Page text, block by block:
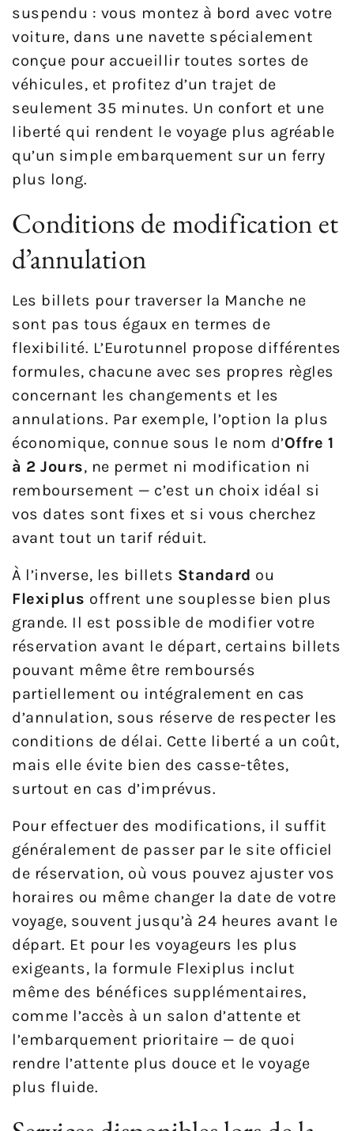
suspendu : vous montez à bord avec votre
voiture, dans une navette spécialement
conçue pour accueillir toutes sortes de
véhicules, et profitez d’un trajet de
seulement 35 minutes. Un confort et une
liberté qui rendent le voyage plus agréable
qu’un simple embarquement sur un ferry
plus long.
Conditions de modification et
d’annulation
Les billets pour traverser la Manche ne
sont pas tous égaux en termes de
flexibilité. L’Eurotunnel propose différentes
formules, chacune avec ses propres règles
concernant les changements et les
annulations. Par exemple, l’option la plus
économique, connue sous le nom d’Offre 1
à 2 Jours, ne permet ni modification ni
remboursement — c’est un choix idéal si
vos dates sont fixes et si vous cherchez
avant tout un tarif réduit.
À l’inverse, les billets Standard ou
Flexiplus offrent une souplesse bien plus
grande. Il est possible de modifier votre
réservation avant le départ, certains billets
pouvant même être remboursés
partiellement ou intégralement en cas
d’annulation, sous réserve de respecter les
conditions de délai. Cette liberté a un coût,
mais elle évite bien des casse-têtes,
surtout en cas d’imprévus.
Pour effectuer des modifications, il suffit
généralement de passer par le site officiel
de réservation, où vous pouvez ajuster vos
horaires ou même changer la date de votre
voyage, souvent jusqu’à 24 heures avant le
départ. Et pour les voyageurs les plus
exigeants, la formule Flexiplus inclut
même des bénéfices supplémentaires,
comme l’accès à un salon d’attente et
l’embarquement prioritaire — de quoi
rendre l’attente plus douce et le voyage
plus fluide.